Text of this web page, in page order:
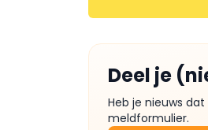
Deel je
Heb je nieuws
meldformulier.